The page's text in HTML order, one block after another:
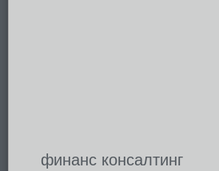
финанс консалтинг